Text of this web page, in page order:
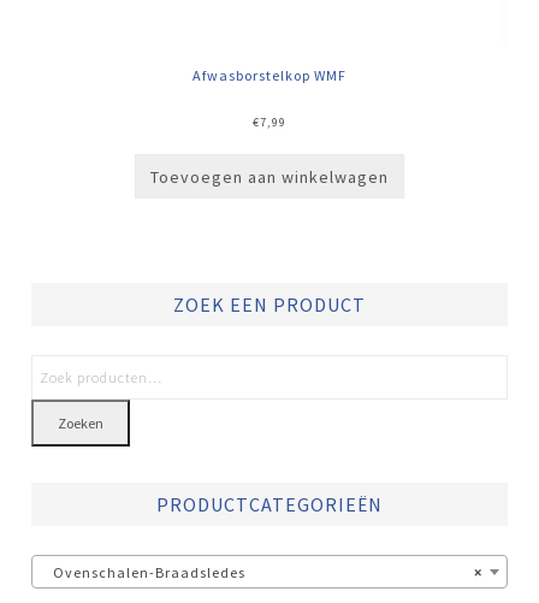
Afwasborstelkop WMF
€7,99
Toevoegen aan winkelwagen
ZOEK EEN PRODUCT
Zoeken
PRODUCTCATEGORIEËN
×
Ovenschalen-Braadsledes